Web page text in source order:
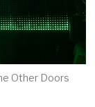
Other Doors